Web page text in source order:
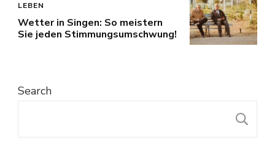
LEBEN
Wetter in Singen: So meistern
Sie jeden Stimmungsumschwung!
Search